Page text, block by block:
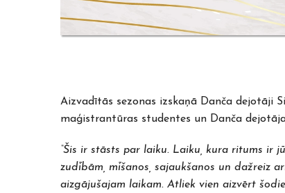
Aizvadītās sezonas izskaņā Danča dejotāji
maģistrantūras studentes un Danča
“Šis ir stāsts par laiku. Laiku, kura ritums ir
zudībām, mīšanos, sajaukšanos un dažreiz
aizgājušajam laikam. Atliek vien aizvērt